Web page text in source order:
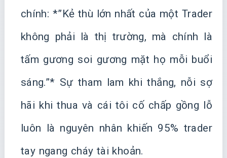
chính: *”Kẻ thù lớn nhất của một Trader
không phải là thị trường, mà chính là
tấm gương soi gương mặt họ mỗi buổi
sáng.”* Sự tham lam khi thắng, nỗi sợ
hãi khi thua và cái tôi cố chấp gồng lỗ
luôn là nguyên nhân khiến 95% trader
tay ngang cháy tài khoản.